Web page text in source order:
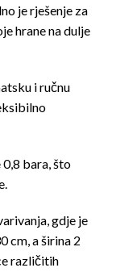
je rješenje za
hrane na dulje
i ručnu
0,8 bara, što
gdje je
cm, a širina 2
različitih